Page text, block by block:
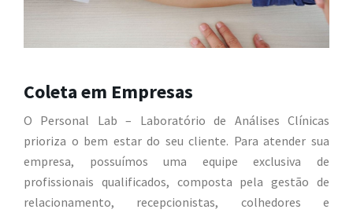
Coleta em Empresas
O Personal Lab – Laboratório de Análises Clínicas
prioriza o bem estar do seu cliente. Para atender sua
empresa, possuímos uma equipe exclusiva de
profissionais qualificados, composta pela gestão de
relacionamento, recepcionistas, colhedores e